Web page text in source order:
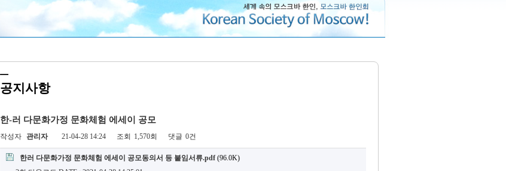
공지사항
한-러 다문화가정 문화체험 에세이 공모
작성자 관리자 21-04-28 14:24 조회 1,570회 댓글 0건
한러 다문화가정 문화체험 에세이 공모동의서 등 붙임서류.pdf(96.0K)